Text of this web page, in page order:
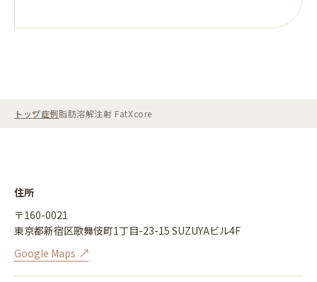
トップ症例脂肪溶解注射 FatXcore
住所
〒160-0021
東京都新宿区歌舞伎町1丁目-23-15 SUZUYAビル4F
Google Maps